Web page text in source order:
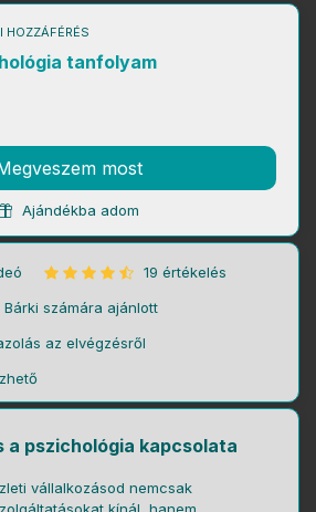
HOZZÁFÉRÉS
tanfolyam
most
Ajándékba adom
19 értékelés
Bárki számára ajánlott
az elvégzésről
a pszichológia kapcsolata
vállalkozásod nemcsak